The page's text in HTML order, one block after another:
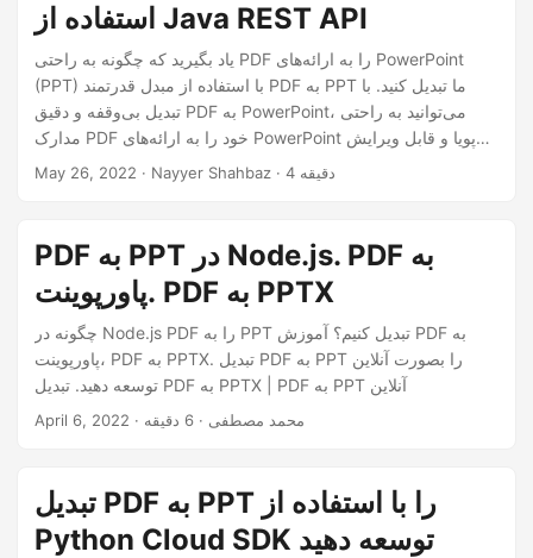
استفاده از Java REST API
یاد بگیرید که چگونه به راحتی PDF را به ارائه‌های PowerPoint
(PPT) با استفاده از مبدل قدرتمند PDF به PPT ما تبدیل کنید. با
تبدیل بی‌وقفه و دقیق PDF به PowerPoint، می‌توانید به راحتی
مدارک PDF خود را به ارائه‌های PowerPoint پویا و قابل ویرایش
تبدیل کنید. خداحافظی کنید با کپی-چسباندن دستی و تنظیمات
May 26, 2022 · Nayyer Shahbaz · 4 دقیقه
PDF به PPT در Node.js. PDF به
پاورپوینت. PDF به PPTX
چگونه در Node.js PDF را به PPT تبدیل کنیم؟ آموزش PDF به
پاورپوینت، PDF به PPTX. تبدیل PDF به PPT را بصورت آنلاین
توسعه دهید. تبدیل PDF به PPTX | PDF به PPT آنلاین
April 6, 2022 · محمد مصطفی · 6 دقیقه
تبدیل PDF به PPT را با استفاده از
Python Cloud SDK توسعه دهید